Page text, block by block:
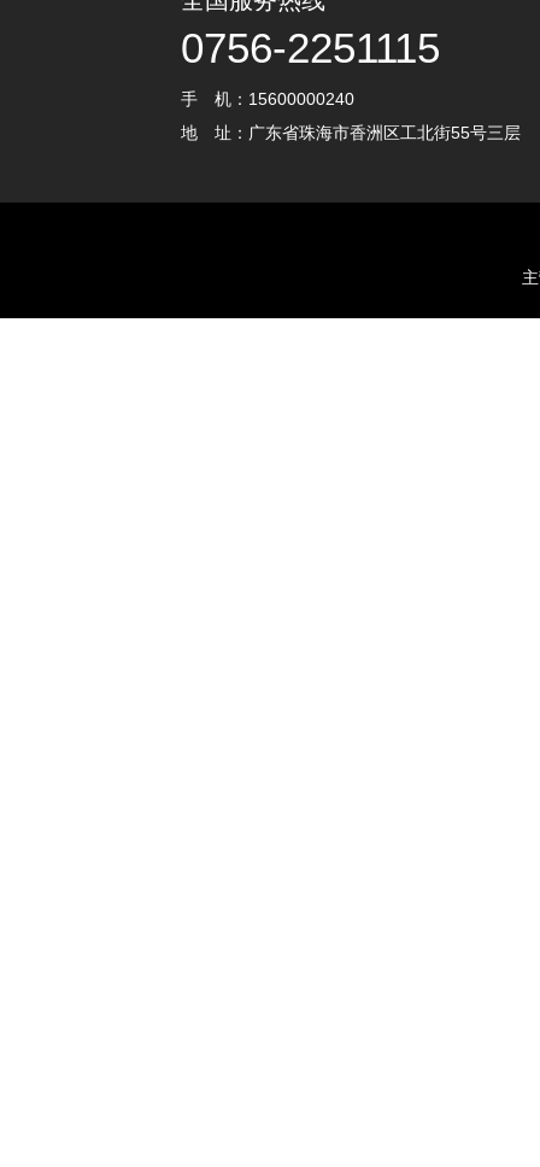
0756-2251115
手 机：15600000240
地 址：广东省珠海市香洲区工北街55号三层